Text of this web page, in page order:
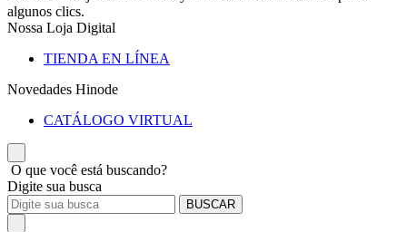
algunos clics.
Nossa Loja Digital
TIENDA EN LÍNEA
Novedades Hinode
CATÁLOGO VIRTUAL
O que você está buscando?
Digite sua busca
BUSCAR